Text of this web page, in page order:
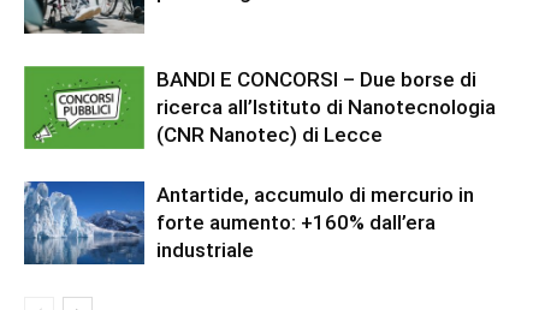
BANDI E CONCORSI – Due borse di
ricerca all’Istituto di Nanotecnologia
(CNR Nanotec) di Lecce
Antartide, accumulo di mercurio in
forte aumento: +160% dall’era
industriale